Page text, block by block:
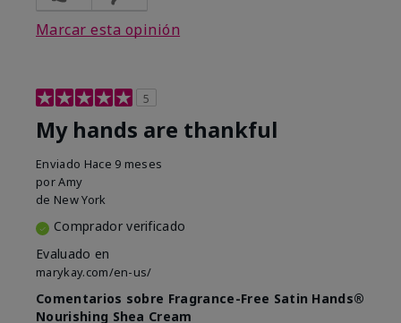
Marcar esta opinión
5
My hands are thankful
Enviado Hace 9 meses
porAmy
de New York
Comprador verificado
Evaluado en
marykay.com/en-us/
Comentarios sobre Fragrance-Free Satin Hands®
Nourishing Shea Cream